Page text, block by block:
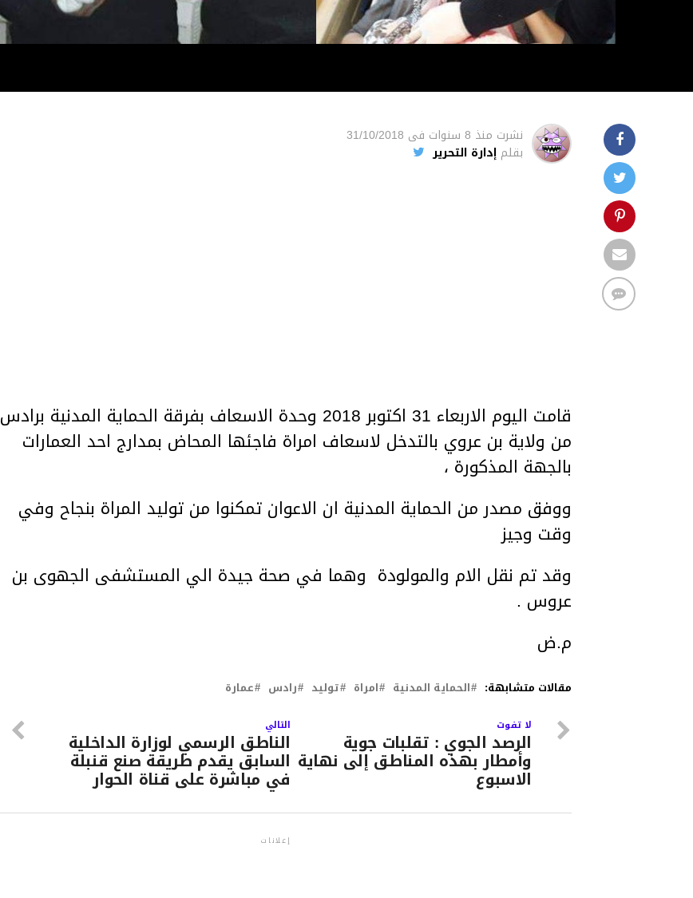
نشرت منذ 8 سنوات فى 31/10/2018
بقلم إدارة التحرير
قامت اليوم الاربعاء 31 اكتوبر 2018 وحدة الاسعاف بفرقة الحماية المدنية برادس
من ولاية بن عروي بالتدخل لاسعاف امراة فاجئها المحاض بمدارج احد العمارات
بالجهة المذكورة ،
ووفق مصدر من الحماية المدنية ان الاعوان تمكنوا من توليد المراة بنجاح وفي
وقت وجيز
وقد تم نقل الام والمولودة وهما في صحة جيدة الي المستشفى الجهوى بن
عروس .
م.ض
مقالات متشابهة: الحماية المدنية امراة توليد رادس عمارة
التالي
الناطق الرسمي لوزارة الداخلية
السابق يقدم طريقة صنع قنبلة
في مباشرة على قناة الحوار
لا تفوت
الرصد الجوي : تقلبات جوية
وأمطار بهذه المناطق إلى نهاية
الاسبوع
إعلانات